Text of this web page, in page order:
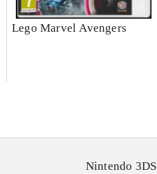
Lego Marvel Avengers
Nintendo 3DS